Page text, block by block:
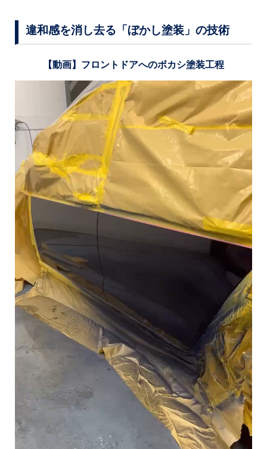
違和感を消し去る「ぼかし塗装」の技術
【動画】フロントドアへのボカシ塗装工程
動
画
レ